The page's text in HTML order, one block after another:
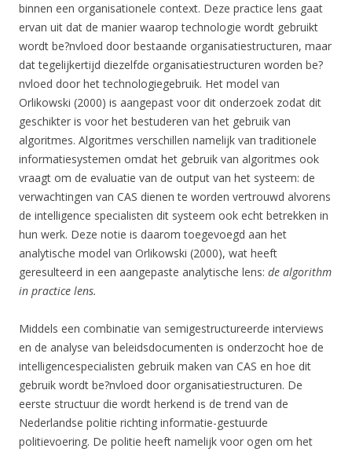
binnen een organisationele context. Deze practice lens gaat
ervan uit dat de manier waarop technologie wordt gebruikt
wordt be?nvloed door bestaande organisatiestructuren, maar
dat tegelijkertijd diezelfde organisatiestructuren worden be?
nvloed door het technologiegebruik. Het model van
Orlikowski (2000) is aangepast voor dit onderzoek zodat dit
geschikter is voor het bestuderen van het gebruik van
algoritmes. Algoritmes verschillen namelijk van traditionele
informatiesystemen omdat het gebruik van algoritmes ook
vraagt om de evaluatie van de output van het systeem: de
verwachtingen van CAS dienen te worden vertrouwd alvorens
de intelligence specialisten dit systeem ook echt betrekken in
hun werk. Deze notie is daarom toegevoegd aan het
analytische model van Orlikowski (2000), wat heeft
geresulteerd in een aangepaste analytische lens: de algorithm
in practice lens.
Middels een combinatie van semigestructureerde interviews
en de analyse van beleidsdocumenten is onderzocht hoe de
intelligencespecialisten gebruik maken van CAS en hoe dit
gebruik wordt be?nvloed door organisatiestructuren. De
eerste structuur die wordt herkend is de trend van de
Nederlandse politie richting informatie-gestuurde
politievoering. De politie heeft namelijk voor ogen om het